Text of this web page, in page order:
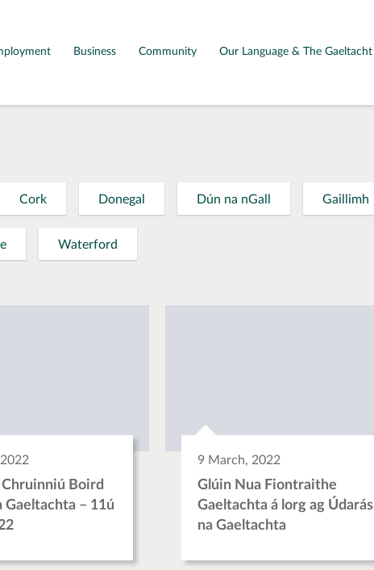
Business Community Our Language & The Gaeltacht
Cork Donegal Dún na nGall Gaillimh
Waterford
Chruinniú Boird
Gaeltachta – 11ú
9 March, 2022
Glúin Nua Fiontraithe
Gaeltachta á lorg ag Údarás
na Gaeltachta